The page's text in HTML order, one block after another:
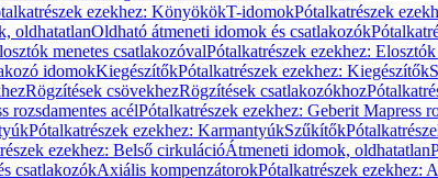
ezekhez: KönyökökT-idomokPótalkatrészek
oldhatatlanOldható átmeneti idomok és csatlakozók
menetes csatlakozóvalPótalkatrészek ezekhez:
idomokKiegészítőkPótalkatrészek ezekhez: Kiegészítők
Rögzítések csövekhezRögzítések csatlakozókhoz
rozsdamentes acélPótalkatrészek ezekhez: Geberit Mapress
Pótalkatrészek ezekhez: KarmantyúkSzűkítők
ezekhez: Belső cirkulációÁtmeneti idomok, oldhatatlan
csatlakozókAxiális kompenzátorokPótalkatrészek ezekhez: